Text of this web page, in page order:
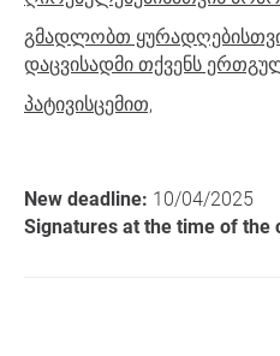
გმადლობთ
დაცვისადმი თქვენს
პატივისცემით,
New deadline: 10/04/2025
Signatures at the time of the